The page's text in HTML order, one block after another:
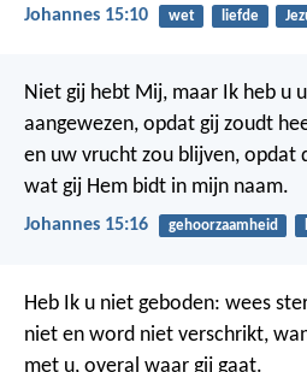
Johannes 15:10 wet liefde
Niet gij hebt Mij, maar Ik heb u
aangewezen, opdat gij zoudt
en uw vrucht zou blijven, opdat
wat gij Hem bidt in mijn naam.
Johannes 15:16 gehoorzaamheid
Heb Ik u niet geboden: wees
niet en word niet verschrikt,
met u, overal waar gij gaat.